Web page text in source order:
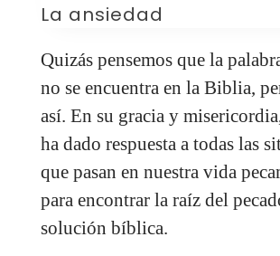
La ansiedad
Quizás pensemos que la
no se encuentra en la Biblia,
así. En su gracia y
ha dado respuesta a todas las
que pasan en nuestra vida
para encontrar la raíz del
solución bíblica.